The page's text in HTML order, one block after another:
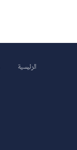
الرئيسية